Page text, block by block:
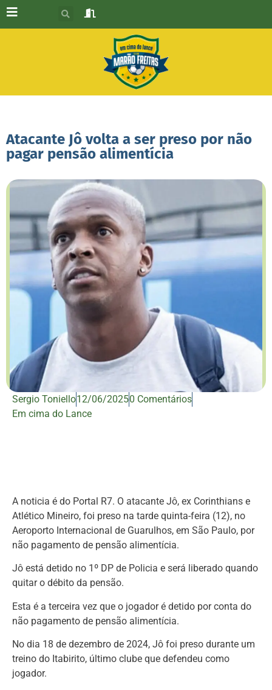
Atacante Jô volta a ser preso por não
pagar pensão alimentícia
Sergio Toniello12/06/20250 Comentários
Em cima do Lance
A noticia é do Portal R7. O atacante Jô, ex Corinthians e
Atlético Mineiro, foi preso na tarde quinta-feira (12), no
Aeroporto Internacional de Guarulhos, em São Paulo, por
não pagamento de pensão alimentícia.
Jô está detido no 1º DP de Policia e será liberado quando
quitar o débito da pensão.
Esta é a terceira vez que o jogador é detido por conta do
não pagamento de pensão alimentícia.
No dia 18 de dezembro de 2024, Jô foi preso durante um
treino do Itabirito, último clube que defendeu como
jogador.